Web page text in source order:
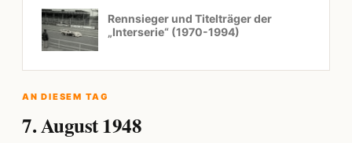
Rennsieger und Titelträger der
„Interserie“ (1970-1994)
AN DIESEM TAG
7. August 1948